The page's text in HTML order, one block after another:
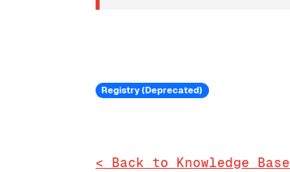
Registry (Deprecated)
< Back to Knowledge Base